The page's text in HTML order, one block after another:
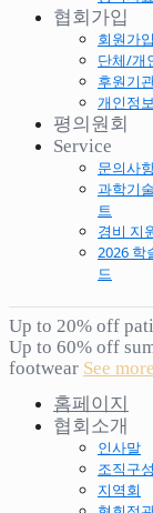
협회가입
회원가입
단체/개
후원기
개인정
평의원회
Service
문의사
과학기
트
경비 지
2026 학
드
Up to 20% off
Up to 60% off
footwear See more
홈페이지
협회소개
인사말
조직구성
지역회